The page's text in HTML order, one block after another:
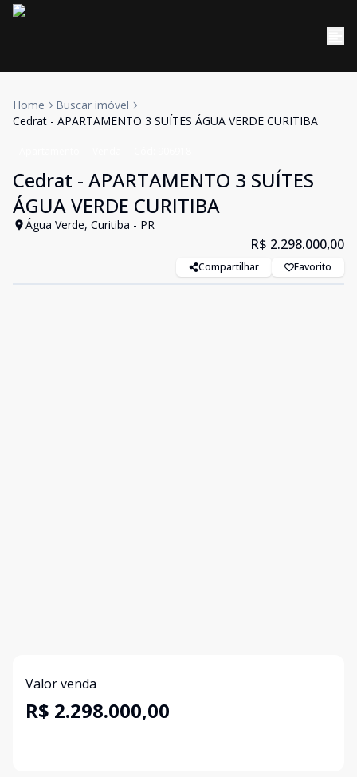
Home
Buscar imóvel
Cedrat - APARTAMENTO 3 SUÍTES ÁGUA VERDE CURITIBA
Cedrat - APARTAMENTO 3 SUÍTES
ÁGUA VERDE CURITIBA
Água Verde, Curitiba - PR
R$ 2.298.000,00
Compartilhar Favorito
Valor venda
R$ 2.298.000,00